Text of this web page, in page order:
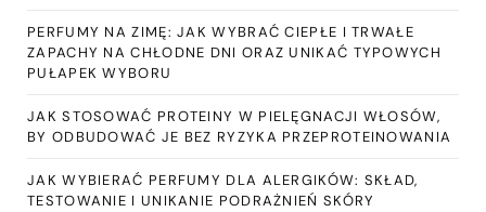
PERFUMY NA ZIMĘ: JAK WYBRAĆ CIEPŁE I TRWAŁE
ZAPACHY NA CHŁODNE DNI ORAZ UNIKAĆ TYPOWYCH
PUŁAPEK WYBORU
JAK STOSOWAĆ PROTEINY W PIELĘGNACJI WŁOSÓW,
BY ODBUDOWAĆ JE BEZ RYZYKA PRZEPROTEINOWANIA
JAK WYBIERAĆ PERFUMY DLA ALERGIKÓW: SKŁAD,
TESTOWANIE I UNIKANIE PODRAŻNIEŃ SKÓRY